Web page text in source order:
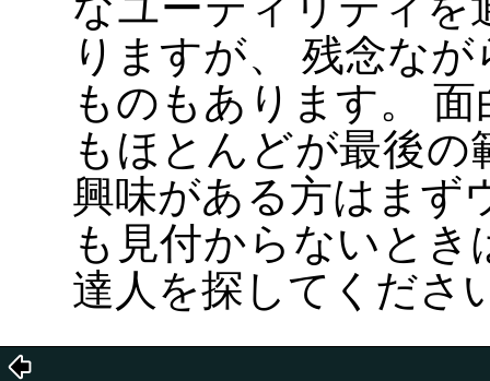
りますが、 残念な
ものもあります。
もほとんどが最後
興味がある方はまず
も見付からないと
達人を探してくださ